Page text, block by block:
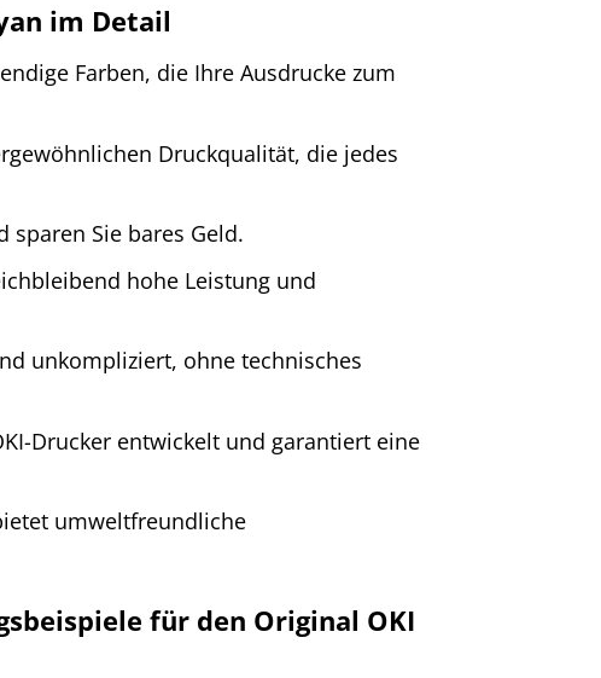
im Detail
Farben, die Ihre Ausdrucke zum
Druckqualität, die jedes
sparen Sie bares Geld.
hohe Leistung und
unkompliziert, ohne technisches
Drucker entwickelt und garantiert eine
umweltfreundliche
für den Original OKI